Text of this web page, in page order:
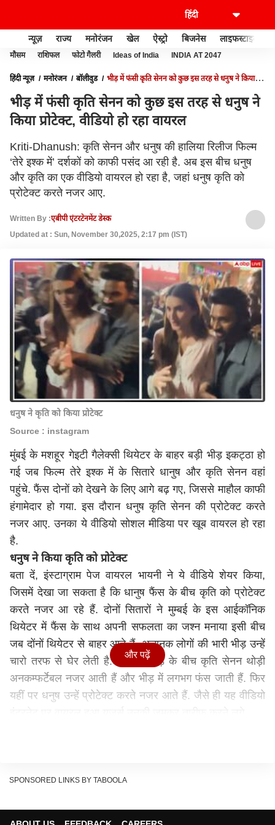
न्यूज़ राज्य मनोरंजन खेल ऐस्ट्रो बिजनेस लाइफस्टाइल
मौसम राशिफल फोटो गैलरी Ideas of India INDIA AT 2047
हिंदी न्यूज़ मनोरंजन बॉलीवुड
भीड़ में फंसी कृति सेनन को कुछ इस तरह से धनुष ने किया
भीड़ में फंसी कृति सेनन को कुछ इस तरह से धनुष ने
किया प्रोटेक्ट, वीडियो हो रहा वायरल
Kriti-Dhanush: कृति सेनन और धनुष की हालिया रिलीज फिल्म
‘तेरे इश्क में’ दर्शकों को काफी पसंद आ रही है. अब इस बीच धनुष
और कृति का एक वीडियो वायरल हो रहा है, जहां धनुष कृति को
प्रोटेक्ट करते नजर आए.
Written By :एबीपी एंटरटेनमेंट डेस्क
Updated at : Sun, November 30,2025, 2:17 pm (IST)
धनुष ने कृति को किया प्रोटेक्ट
Source : instagram
मुंबई के मशहूर गेइटी गैलेक्सी थियेटर के बाहर बड़ी भीड़ इकट्ठा हो
गई जब फिल्म तेरे इश्क में के सितारे धानुष और कृति सेनन वहां
पहुंचे. फैंस दोनों को देखने के लिए आगे बढ़ गए, जिससे माहौल काफी
हंगामेदार हो गया. इस दौरान धनुष कृति सेनन की प्रोटेक्ट करते
नजर आए. उनका ये वीडियो सोशल मीडिया पर खूब वायरल हो रहा
है.
धनुष ने किया कृति को प्रोटेक्ट
बता दें, इंस्टाग्राम पेज वायरल भायनी ने ये वीडिये शेयर किया,
जिसमें देखा जा सकता है कि धानुष फैंस के बीच कृति को प्रोटेक्ट
करते नजर आ रहे हैं. दोनों सितारों ने मुम्बई के इस आईकॉनिक
थियेटर में फैंस के साथ अपनी सफलता का जश्न मनाया इसी बीच
जब दोंनों थियेटर से बाहर आते हैं, अचानक लोगों की भारी भीड़ उन्हें
चारो तरफ से घेर लेती है. इस भीड़भाड़ के बीच कृति सेनन थोड़ी
अनकम्फर्टेबल नजर आती हैं और भीड़ में लगभग फंस जाती हैं. फिर
यहीं पर धनुष उन्हें प्रोटेक्ट करते नजर आते हैं. जैसे ही यह वीडियो
और पढ़ें
SPONSORED LINKS BY TABOOLA